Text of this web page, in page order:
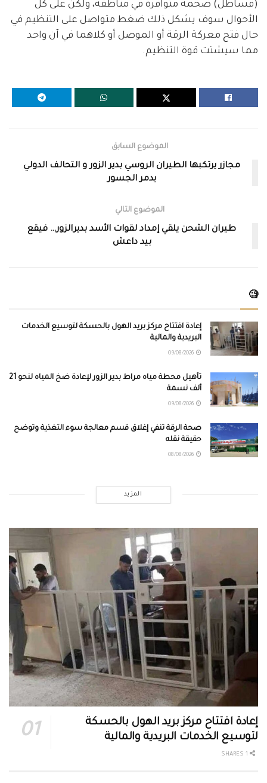
(قساطل) ضخمة متوافرة في مناطقه، ولكن على كل
الأحوال سوف يشكل ذلك ضغط متواصل على التنظيم في
حال فتح معركة الرقة أو الموصل أو كلاهما في آن واحد
مما سيشتت قوة التنظيم.
الموضوع السابق
مجازر يرتكبها الطيران الروسي بدير الزور و التحالف الدولي
يدمر الجسور
الموضوع التالي
طيران الشحن يلقي إمداد لقوات الأسد بديرالزور… فيقع
بيد داعش
🧐
إعادة افتتاح مركز بريد الهول بالحسكة لتوسيع الخدمات
البريدية والمالية
تأهيل محطة مياه مراط بدير الزور لإعادة ضخ المياه لنحو 21
ألف نسمة
صحة الرقة تنفي إغلاق قسم معالجة سوء التغذية وتوضح
حقيقة نقله
المزيد
إعادة افتتاح مركز بريد الهول بالحسكة
لتوسيع الخدمات البريدية والمالية